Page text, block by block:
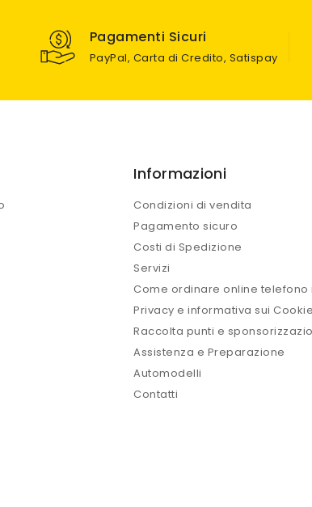
Pagamenti Sicuri
PayPal, Carta di Credito, Satispay
Informazioni
Condizioni di vendita
Pagamento sicuro
Costi di Spedizione
Servizi
Come ordinare online telefono
Privacy e informativa sui Cookie
Raccolta punti e
Assistenza e Preparazione
Automodelli
Contatti